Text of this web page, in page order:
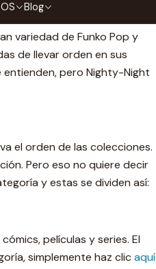
Blog
variedad de Funko Pop y
de llevar orden en sus
entienden, pero Nighty-Night
el orden de las colecciones.
Pero eso no quiere decir
y estas se dividen así:
películas y series. El
simplemente haz clicaquí